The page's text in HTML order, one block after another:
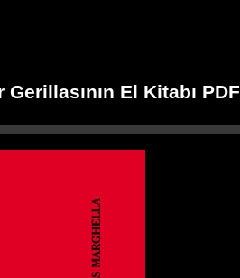
Gerillasının El Kitabı PDF